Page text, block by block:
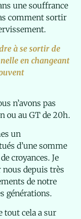
une souffrance
comment sortir
à se sortir de
en changeant
n’avons pas
ou au GT de 20h.
un
d’une somme
croyances. Je
nous depuis très
de notre
générations.
tout cela a sur